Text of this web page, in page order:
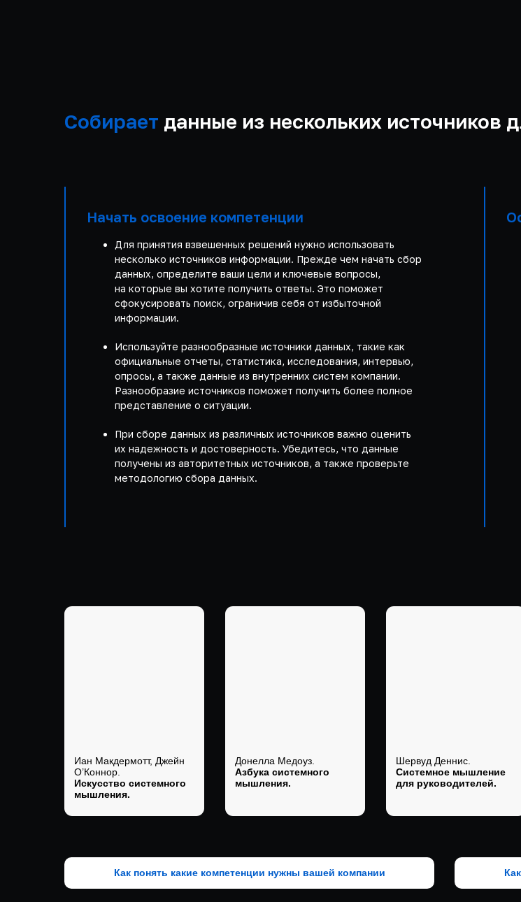
Собирает данные из нескольких источников
Начать освоение компетенции
Для принятия взвешенных решений нужно использовать
несколько источников информации. Прежде чем начать сбор
данных, определите ваши цели и ключевые вопросы,
на которые вы хотите получить ответы. Это поможет
сфокусировать поиск, ограничив себя от избыточной
информации.
Используйте разнообразные источники данных, такие как
официальные отчеты, статистика, исследования, интервью,
опросы, а также данные из внутренних систем компании.
Разнообразие источников поможет получить более полное
представление о ситуации.
При сборе данных из различных источников важно оценить
их надежность и достоверность. Убедитесь, что данные
получены из авторитетных источников, а также проверьте
методологию сбора данных.
Иан Макдермотт, Джейн
О’Коннор.
Искусство системного
мышления.
Шервуд Деннис.
Системное мышление
для руководителей.
Донелла Медоуз.
Азбука системного
мышления.
Как понять какие компетенции нужны вашей компании